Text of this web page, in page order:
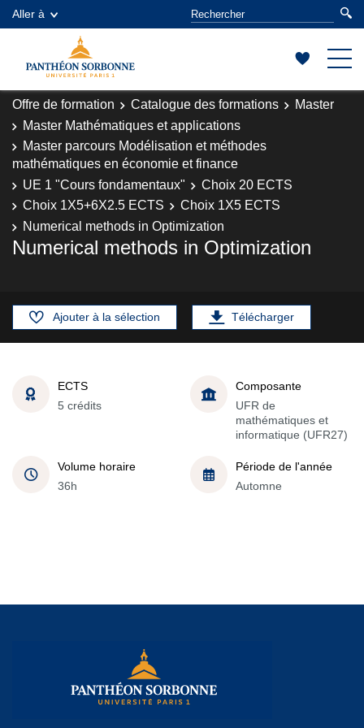
Aller à
Offre de formation Catalogue des formations
Master
Master Mathématiques et applications
Master parcours Modélisation et méthodes
mathématiques en économie et finance
UE 1 "Cours fondamentaux"
Choix 20 ECTS
Choix 1X5+6X2.5 ECTS
Choix 1X5 ECTS
Numerical methods in Optimization
Numerical methods in Optimization
Ajouter à la sélection Télécharger
ECTS
5 crédits
Composante
UFR de
mathématiques et
informatique (UFR27)
Volume horaire
36h
Période de l'année
Automne